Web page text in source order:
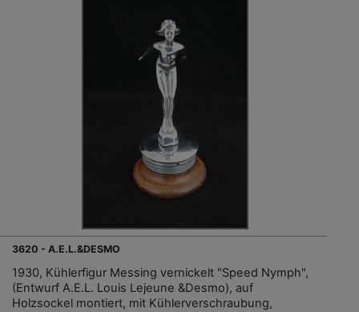
3620 - A.E.L.&DESMO
1930, Kühlerfigur Messing vernickelt "Speed Nymph",
(Entwurf A.E.L. Louis Lejeune &Desmo), auf
Holzsockel montiert, mit Kühlerverschraubung,